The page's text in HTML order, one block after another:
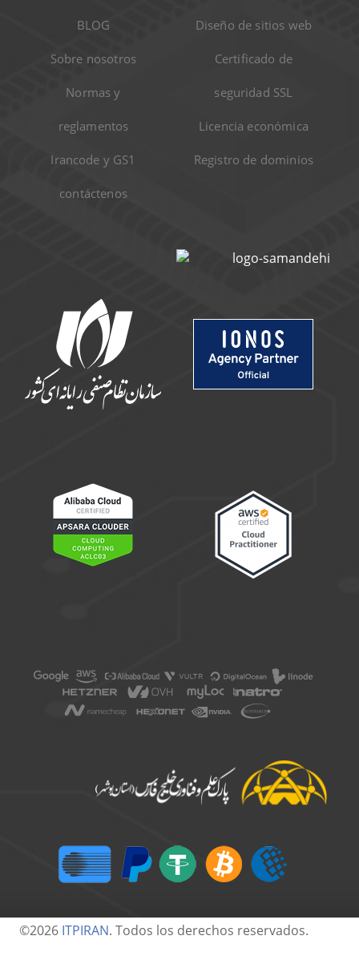
BLOG
Sobre nosotros
Normas y
reglamentos
Irancode y GS1
contáctenos
Diseño de sitios web
Certificado de
seguridad SSL
Licencia económica
Registro de dominios
©2026 ITPIRAN. Todos los derechos reservados.